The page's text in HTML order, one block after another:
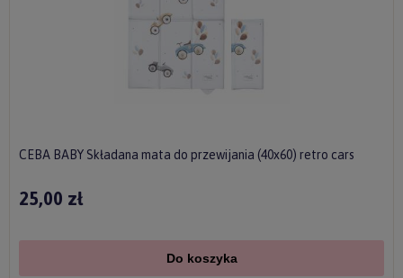
CEBA BABY Składana mata do przewijania (40x60) retro cars
25,00 zł
Do koszyka